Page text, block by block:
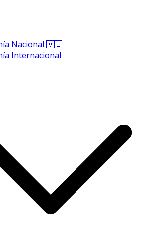
Nacional 🇻🇪
Internacional